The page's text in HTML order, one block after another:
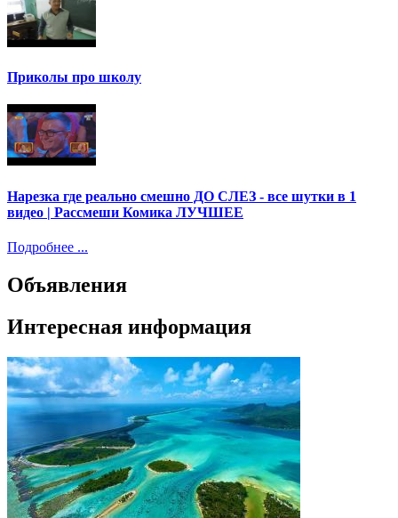
Приколы про школу
Нарезка где реально смешно ДО СЛЕЗ - все шутки в 1
видео | Рассмеши Комика ЛУЧШЕЕ
Подробнее ...
Объявления
Интересная информация